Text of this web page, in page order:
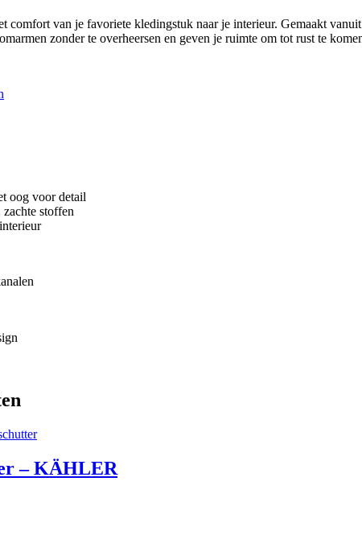
comfort van je favoriete kledingstuk naar je interieur. Gemaakt
zonder te overheersen en geven je ruimte om tot rust te
oog voor detail
stoffen
– KÄHLER